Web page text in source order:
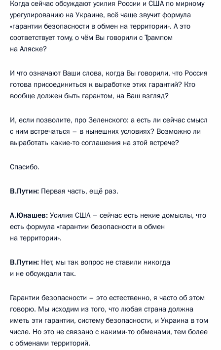
Когда сейчас обсуждают усилия России и США по мирному
урегулированию на Украине, всё чаще звучит формула
«гарантии безопасности в обмен на территории». А это
соответствует тому, о чём Вы говорили с Трампом
на Аляске?
И что означают Ваши слова, когда Вы говорили, что Россия
готова присоединиться к выработке этих гарантий? Кто
вообще должен быть гарантом, на Ваш взгляд?
И, если позволите, про Зеленского: а есть ли сейчас смысл
с ним встречаться – в нынешних условиях? Возможно ли
выработать какие-то соглашения на этой встрече?
Спасибо.
В.Путин: Первая часть, ещё раз.
А.Юнашев: Усилия США – сейчас есть некие домыслы, что
есть формула «гарантии безопасности в обмен
на территории».
В.Путин: Нет, мы так вопрос не ставили никогда
и не обсуждали так.
Гарантии безопасности – это естественно, я часто об этом
говорю. Мы исходим из того, что любая страна должна
иметь эти гарантии, систему безопасности, и Украина в том
числе. Но это не связано с какими-то обменами, тем более
с обменами территорий.